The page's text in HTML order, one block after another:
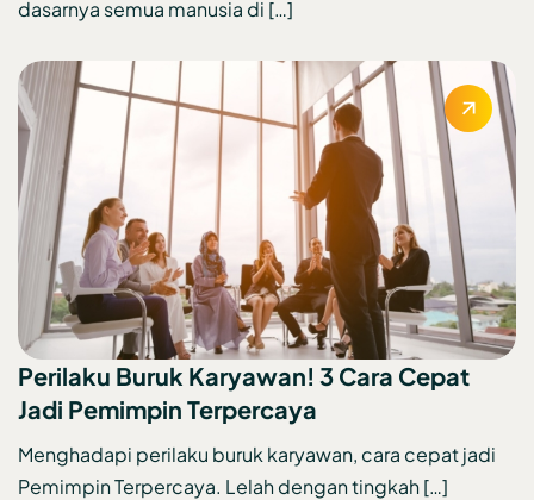
dasarnya semua manusia di […]
Perilaku Buruk Karyawan! 3 Cara Cepat
Jadi Pemimpin Terpercaya
Menghadapi perilaku buruk karyawan, cara cepat jadi
Pemimpin Terpercaya. Lelah dengan tingkah […]